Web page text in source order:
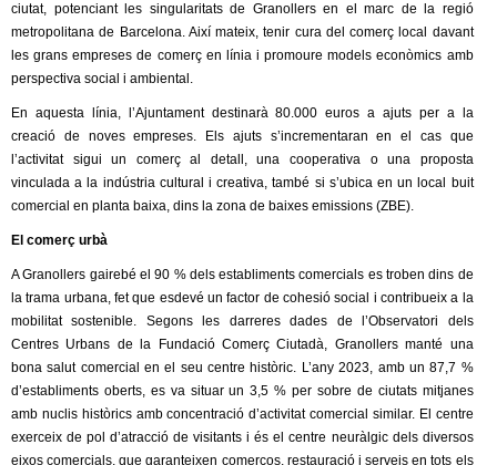
e
s
ciutat, potenciant les singularitats de Granollers en el marc de la regió
metropolitana de Barcelona. Així mateix, tenir cura del comerç local davant
les grans empreses de comerç en línia i promoure models econòmics amb
perspectiva social i ambiental.
En aquesta línia, l’Ajuntament destinarà 80.000 euros a ajuts per a la
creació de noves empreses. Els ajuts s’incrementaran en el cas que
l’activitat sigui un comerç al detall, una cooperativa o una proposta
vinculada a la indústria cultural i creativa, també si s’ubica en un local buit
comercial en planta baixa, dins la zona de baixes emissions (ZBE).
El comerç urbà
A Granollers gairebé el 90 % dels establiments comercials es troben dins de
la trama urbana, fet que esdevé un factor de cohesió social i contribueix a la
mobilitat sostenible. Segons les darreres dades de l’Observatori dels
Centres Urbans de la Fundació Comerç Ciutadà, Granollers manté una
bona salut comercial en el seu centre històric. L’any 2023, amb un 87,7 %
d’establiments oberts, es va situar un 3,5 % per sobre de ciutats mitjanes
amb nuclis històrics amb concentració d’activitat comercial similar. El centre
exerceix de pol d’atracció de visitants i és el centre neuràlgic dels diversos
eixos comercials, que garanteixen comerços, restauració i serveis en tots els